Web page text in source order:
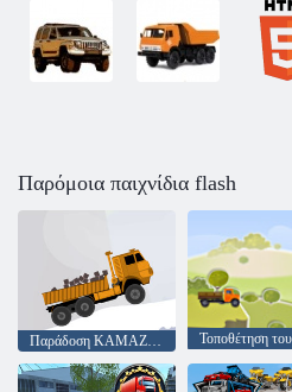
Παρόμοια παιχνίδια flash
Παράδοση KAMAZ ου